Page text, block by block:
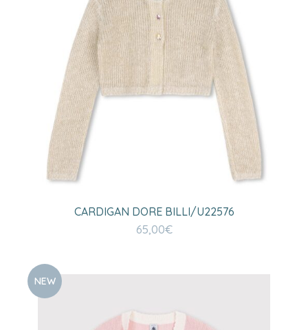
CARDIGAN DORE BILLI/U22576
65,00€
NEW